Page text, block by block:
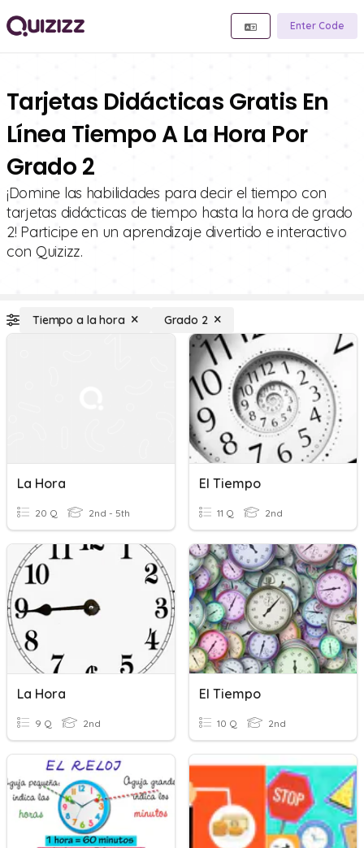
Enter Code
Tarjetas Didácticas Gratis En
Línea Tiempo A La Hora Por
Grado 2
¡Domine las habilidades para decir el tiempo con
tarjetas didácticas de tiempo hasta la hora de grado
2! Participe en un aprendizaje divertido e interactivo
con Quizizz.
Tiempo a la hora Grado 2
La Hora
20 Q 2nd - 5th
El Tiempo
11 Q 2nd
La Hora
9 Q 2nd
El Tiempo
10 Q 2nd